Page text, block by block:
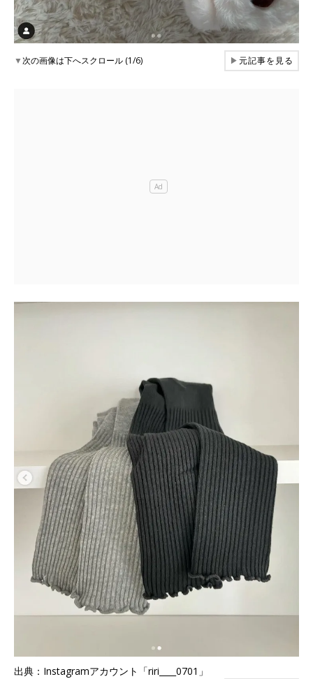
▼次の画像は下へスクロール (1/6) ▶元記事を見る
出典：Instagramアカウント「riri____0701」